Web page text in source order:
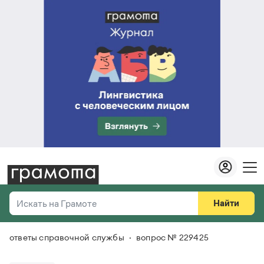
Искать на Грамоте
Справочная служба
Найти
Везде
ответы справочной службы вопрос № 229425